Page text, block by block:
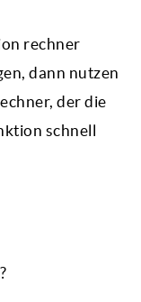
rechner
dann nutzen
der die
schnell